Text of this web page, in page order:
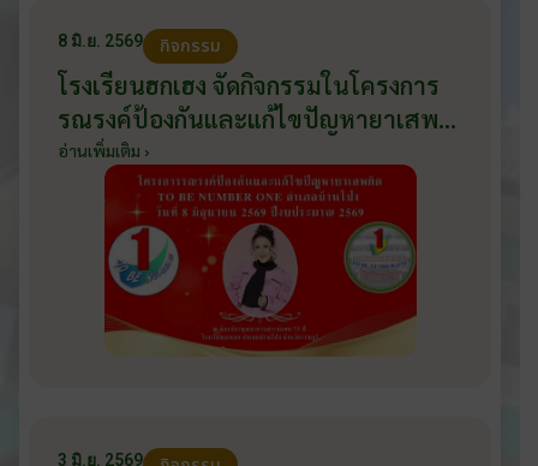
8 มิ.ย. 2569 กิจกรรม
โรงเรียนฮกเฮง จัดกิจกรรมในโครงการ
รณรงค์ป้องกันและแก้ไขปัญหายาเสพ
ติด TO BE NUMBER ONE อำเภอ
บ้านโป่ง ปีงบประมาณ 2569 ให้กับ
นักเรียนแกนนำ ในวันที่ 8 มิถุนายน
2569
อ่านเพิ่มเติม ›
3 มิ.ย. 2569